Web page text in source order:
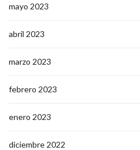
mayo 2023
abril 2023
marzo 2023
febrero 2023
enero 2023
diciembre 2022